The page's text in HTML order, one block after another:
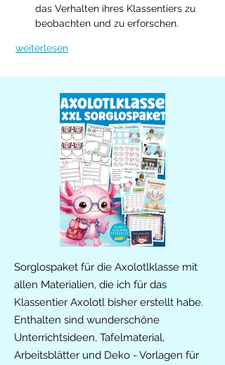
das Verhalten ihres Klassentiers zu
beobachten und zu erforschen.
weiterlesen
Sorglospaket für die Axolotlklasse mit
allen Materialien, die ich für das
Klassentier Axolotl bisher erstellt habe.
Enthalten sind wunderschöne
Unterrichtsideen, Tafelmaterial,
Arbeitsblätter und Deko - Vorlagen für